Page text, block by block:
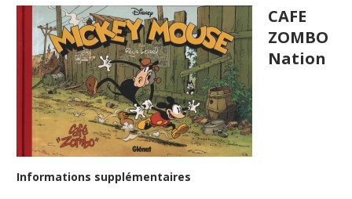
CAFE
ZOMBO
Nation
Informations supplémentaires